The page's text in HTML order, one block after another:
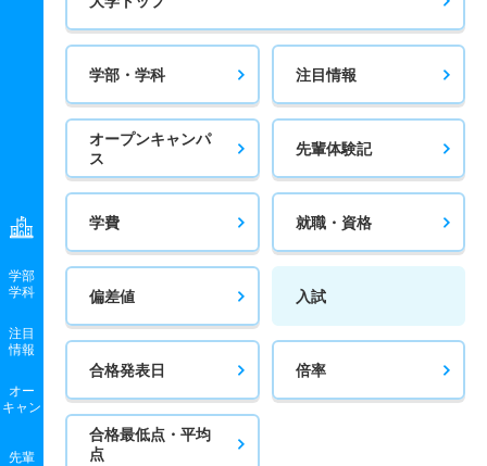
学部
学科
注目
情報
オー
キャン
先輩
学部・学科 注目情報
オープンキャンパ
ス
先輩体験記
学費 就職・資格
偏差値 入試
合格発表日 倍率
合格最低点・平均
点